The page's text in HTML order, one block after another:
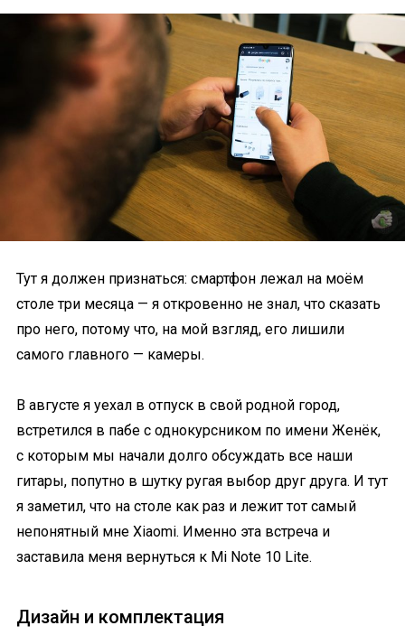
Тут я должен признаться: смартфон лежал на моём
столе три месяца — я откровенно не знал, что сказать
про него, потому что, на мой взгляд, его лишили
самого главного — камеры.
В августе я уехал в отпуск в свой родной город,
встретился в пабе с однокурсником по имени Женёк,
с которым мы начали долго обсуждать все наши
гитары, попутно в шутку ругая выбор друг друга. И тут
я заметил, что на столе как раз и лежит тот самый
непонятный мне Xiaomi. Именно эта встреча и
заставила меня вернуться к Mi Note 10 Lite.
Дизайн и комплектация